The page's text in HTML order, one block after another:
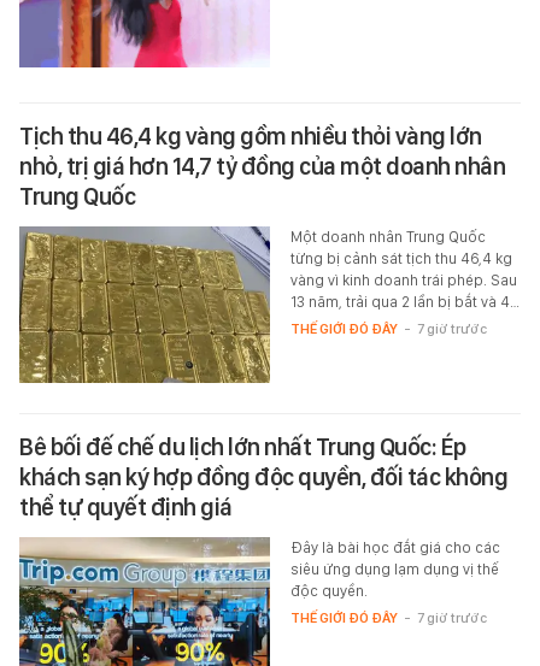
Tịch thu 46,4 kg vàng gồm nhiều thỏi vàng lớn
nhỏ, trị giá hơn 14,7 tỷ đồng của một doanh nhân
Trung Quốc
Một doanh nhân Trung Quốc
từng bị cảnh sát tịch thu 46,4 kg
vàng vì kinh doanh trái phép. Sau
13 năm, trải qua 2 lần bị bắt và 4…
THẾ GIỚI ĐÓ ĐÂY - 7 giờ trước
Bê bối đế chế du lịch lớn nhất Trung Quốc: Ép
khách sạn ký hợp đồng độc quyền, đối tác không
thể tự quyết định giá
Đây là bài học đắt giá cho các
siêu ứng dụng lạm dụng vị thế
độc quyền.
THẾ GIỚI ĐÓ ĐÂY - 7 giờ trước